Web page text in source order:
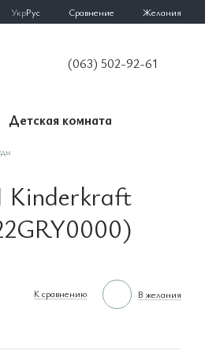
УкрРус Сравнение Желания
(063) 502-92-61
Детская комната
Kinderkraft
К сравнению В желания